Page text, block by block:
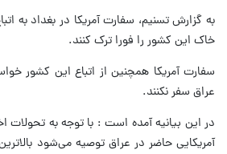
به گزارش تسنیم، سفارت آمریکا در بغداد به
خاک این کشور را فورا ترک کنند.
سفارت آمریکا همچنین از اتباع این کشور
عراق سفر نکنند.
در این بیانیه آمده است : با توجه به تحولات
آمریکایی حاضر در عراق توصیه می‌شود